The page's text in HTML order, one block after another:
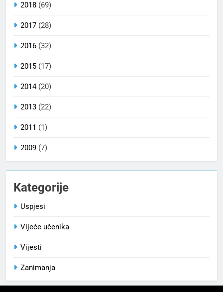
2018 (69)
2017 (28)
2016 (32)
2015 (17)
2014(20)
2013 (22)
2011 (1)
2009 (7)
Kategorije
Uspjesi
Vijeće učenika
Vijesti
Zanimanja